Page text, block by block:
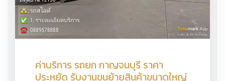
ค่าบริการ รถยก กาญจนบุรี ราคา
ประหยัด รับงานขนย้ายสินค้าขนาดใหญ่